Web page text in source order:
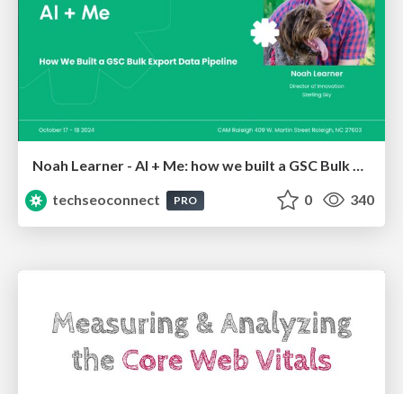
Noah Learner - AI + Me: how we built a GSC Bulk Export data pipeline
techseoconnect
PRO 0 340